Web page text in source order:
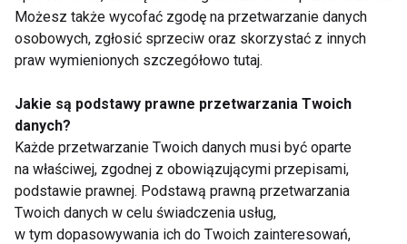
podczas odchudzania
Pokaż więcej
Diety
Możesz także wycofać zgodę na przetwarzanie danych
osobowych, zgłosić sprzeciw oraz skorzystać z innych
praw wymienionych szczegółowo tutaj.
Jakie są podstawy prawne przetwarzania Twoich
danych?
Każde przetwarzanie Twoich danych musi być oparte
na właściwej, zgodnej z obowiązującymi przepisami,
podstawie prawnej. Podstawą prawną przetwarzania
Twoich danych w celu świadczenia usług,
w tym dopasowywania ich do Twoich zainteresowań,